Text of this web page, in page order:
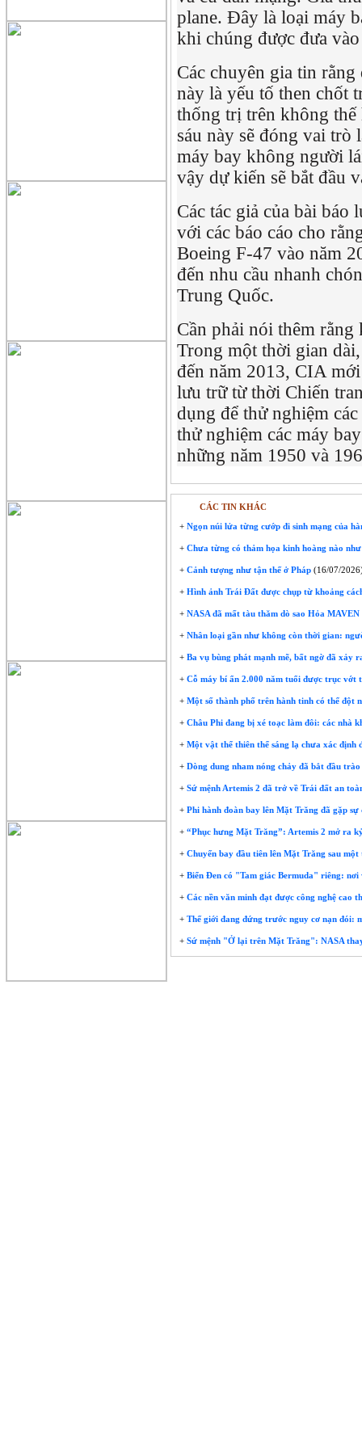
plane. Đây là loại máy
khi chúng được đưa
Các chuyên gia tin
này là yếu tố then chốt
thống trị trên không thế
sáu này sẽ đóng vai
máy bay không người
vậy dự kiến ​​sẽ bắt đầu
Các tác giả của bài
với các báo cáo cho
Boeing F-47 vào năm
đến nhu cầu nhanh
Trung Quốc.
Cần phải nói thêm
Trong một thời gian
đến năm 2013, CIA
lưu trữ từ thời Chiến
dụng để thử nghiệm
thử nghiệm các máy
những năm 1950 và
CÁC TIN KHÁC
+ Ngọn núi lửa từng cướp đi sinh mạng của
+ Chưa từng có thảm họa kinh hoàng nào
+ Cảnh tượng như tận thế ở Pháp (16/07/
+ Hình ảnh Trái Đất được chụp từ khoảng
+ NASA đã mất tàu thăm dò sao Hỏa
+ Nhân loại gần như không còn thời gian:
+ Ba vụ bùng phát mạnh mẽ, bất ngờ đã xảy
+ Cỗ máy bí ẩn 2.000 năm tuổi được trục vớt
+ Một số thành phố trên hành tinh có thể đột
+ Châu Phi đang bị xé toạc làm đôi: các nhà
+ Một vật thể thiên thể sáng lạ chưa xác định
+ Dòng dung nham nóng chảy đã bắt đầu
+ Sứ mệnh Artemis 2 đã trở về Trái đất an
+ Phi hành đoàn bay lên Mặt Trăng đã gặp
+ “Phục hưng Mặt Trăng”: Artemis 2 mở ra
+ Chuyến bay đầu tiên lên Mặt Trăng sau
+ Biển Đen có "Tam giác Bermuda" riêng:
+ Các nền văn minh đạt được công nghệ cao
+ Thế giới đang đứng trước nguy cơ nạn đói:
+ Sứ mệnh "Ở lại trên Mặt Trăng": NASA